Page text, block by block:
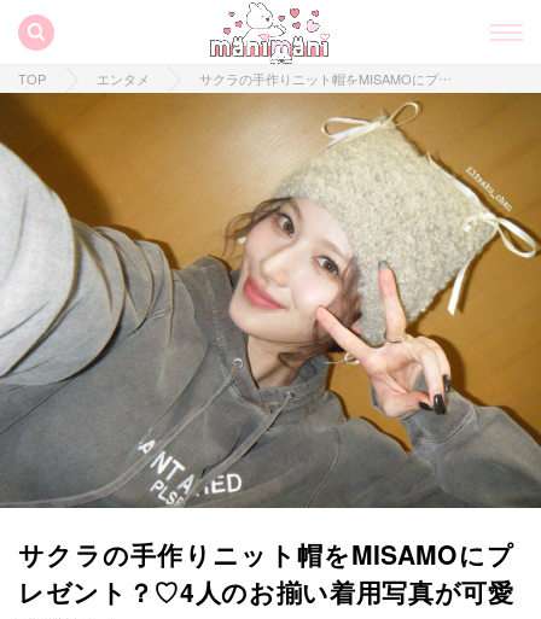
TOP エンタメ サクラの手作りニット帽をMISAMOにプレゼント？♡4人のお揃い着用写真が可愛すぎる！
サクラの手作りニット帽をMISAMOにプ
レゼント？♡4人のお揃い着用写真が可愛